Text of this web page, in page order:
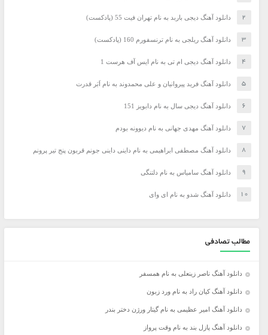
دانلود آهنگ دیجی باربد به نام تهران فیت 55 (پادکست)
دانلود آهنگ ریلجی به نام ترنسفورم 160 (پادکست)
دانلود آهنگ دیجی ام تی به نام ایس آف هرست 1
دانلود آهنگ فرید پیروانیان و علی محمدوند به نام اَبَر قدرت
دانلود آهنگ دیجی سال به نام دابویز 151
دانلود آهنگ مهدی جهانی به نام دیوونه بودم
دانلود آهنگ مصطفی ابراهیمی به نام داینی داینی جونم قربون پنج تیر پرونم
دانلود آهنگ سامیاس به نام دلتنگی
دانلود آهنگ شدو به نام ای وای
مطالب تصادفی
دانلود آهنگ ناصر زینعلی به نام همسفر
دانلود آهنگ کیان راد به نام ورد زبون
دانلود آهنگ امیر عظیمی به نام گیتار ورژن دختر بندر
دانلود آهنگ پازل بند به نام وقت پرواز